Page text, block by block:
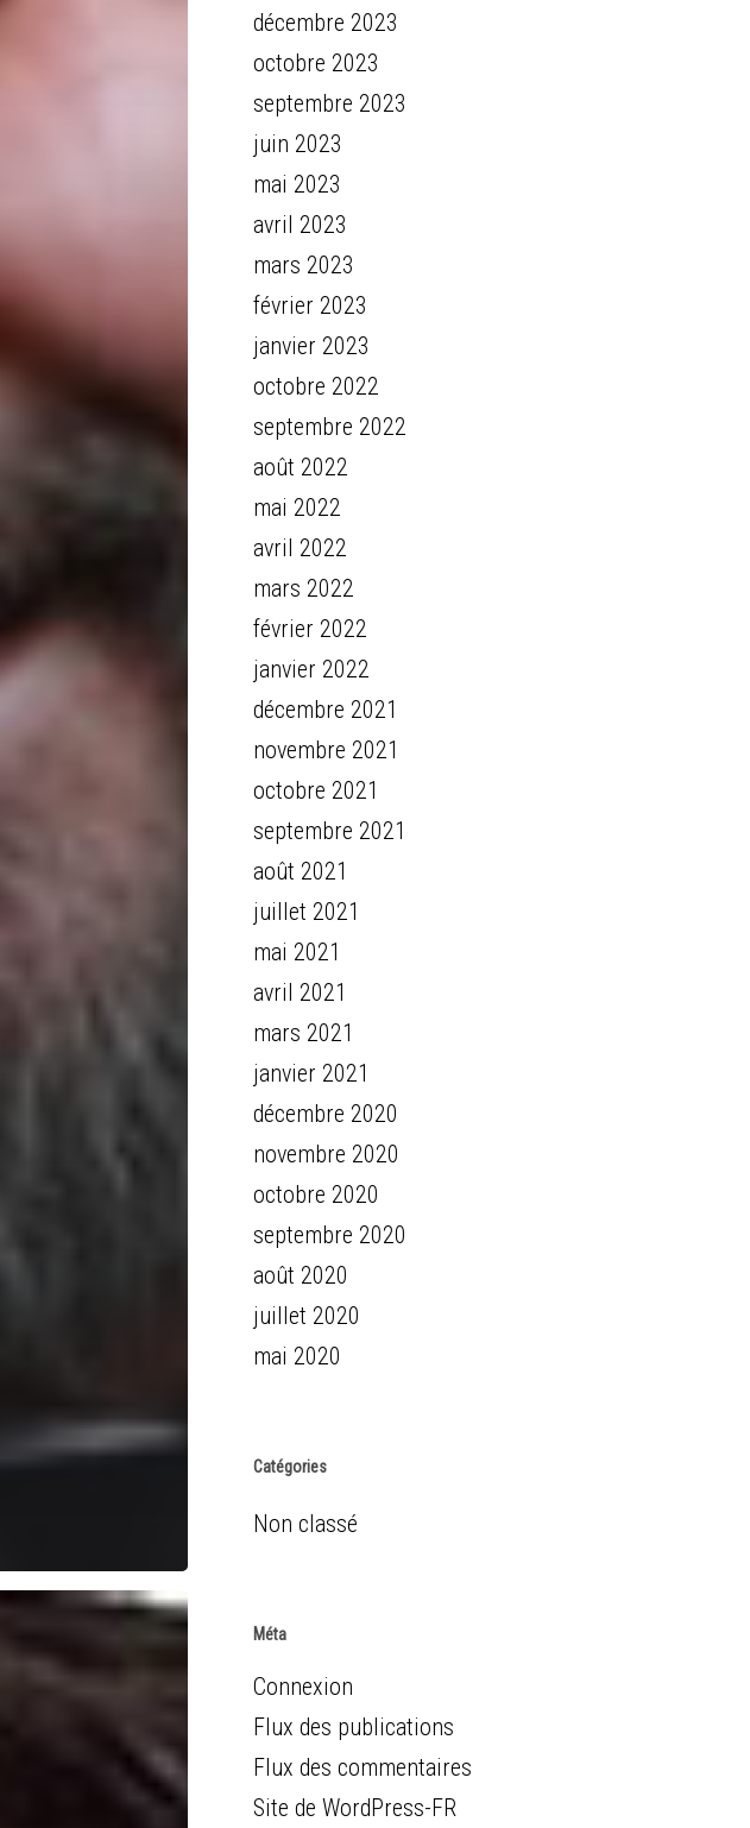
décembre 2023
octobre 2023
septembre 2023
juin 2023
mai 2023
avril 2023
mars 2023
février 2023
janvier 2023
octobre 2022
septembre 2022
août 2022
mai 2022
avril 2022
mars 2022
février 2022
janvier 2022
décembre 2021
novembre 2021
octobre 2021
septembre 2021
août 2021
juillet 2021
mai 2021
avril 2021
mars 2021
janvier 2021
décembre 2020
novembre 2020
octobre 2020
septembre 2020
août 2020
juillet 2020
mai 2020
Catégories
Non classé
Méta
Connexion
Flux des publications
Flux des commentaires
Site de WordPress-FR